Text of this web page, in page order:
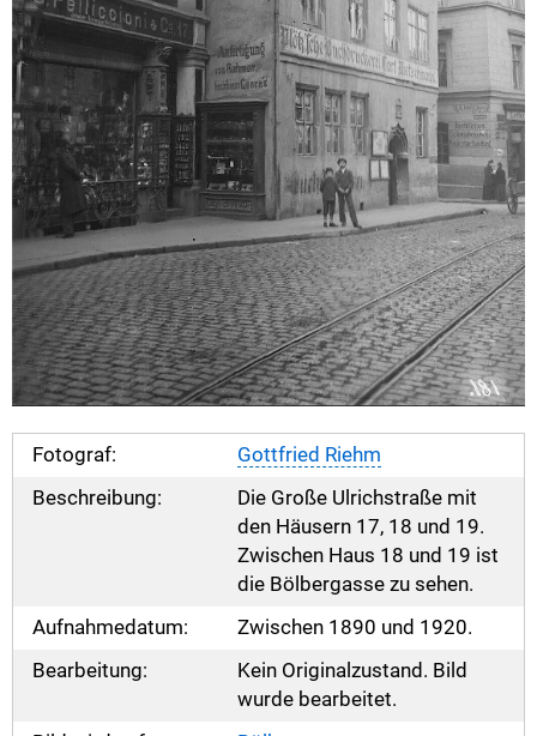
Fotograf:
Gottfried Riehm
Beschreibung:
Die Große Ulrichstraße mit
den Häusern 17, 18 und 19.
Zwischen Haus 18 und 19 ist
die Bölbergasse zu sehen.
Aufnahmedatum:
Zwischen 1890 und 1920.
Bearbeitung:
Kein Originalzustand. Bild
wurde bearbeitet.